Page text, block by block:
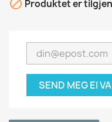
 Produktet er
SEND MEG EI